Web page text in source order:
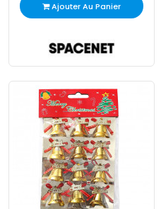
Ajouter Au Panier